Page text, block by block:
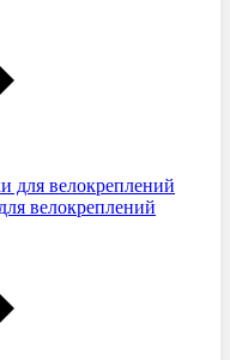
велокреплений